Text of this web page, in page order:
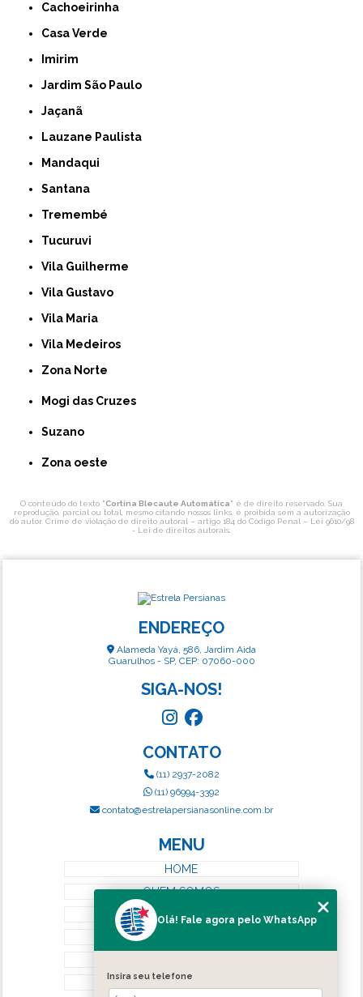
Cachoeirinha
Casa Verde
Imirim
Jardim São Paulo
Jaçanã
Lauzane Paulista
Mandaqui
Santana
Tremembé
Tucuruvi
Vila Guilherme
Vila Gustavo
Vila Maria
Vila Medeiros
Zona Norte
Mogi das Cruzes
Suzano
Zona oeste
O conteúdo do texto "Cortina Blecaute Automática" é de direito reservado. Sua
reprodução, parcial ou total, mesmo citando nossos links, é proibida sem a autorização
do autor. Crime de violação de direito autoral – artigo 184 do Código Penal – Lei 9610/98
- Lei de direitos autorais.
ENDEREÇO
Alameda Yayá, 586, Jardim Aida
Guarulhos - SP, CEP: 07060-000
SIGA-NOS!
CONTATO
(11) 2937-2082
(11) 96994-3392
contato@estrelapersianasonline.com.br
MENU
HOME
QUEM SOMOS
SERVIÇOS
CATEGORIAS
Olá! Fale agora pelo WhatsApp
Insira seu telefone